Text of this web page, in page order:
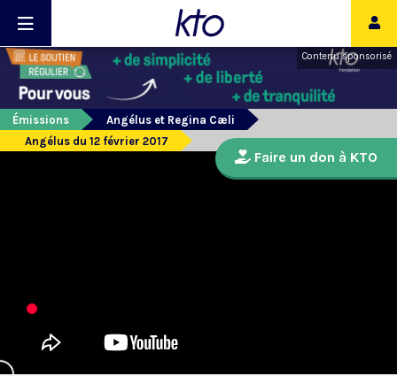
Contenu sponsorisé
Émissions
Angélus et Regina Cæli
Angélus du 12 février 2017
Faire un don à KTO